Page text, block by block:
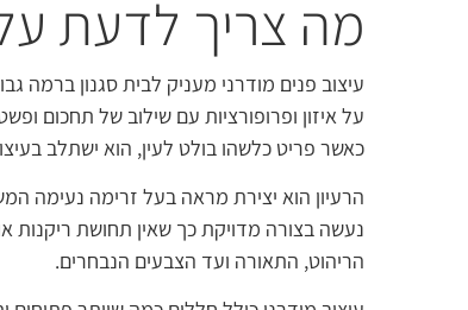
מה צריך לדעת על
עיצוב פנים מודרני מעניק לבית סגנון ברמה
על איזון ופרופורציות עם שילוב של תחכום
כאשר פריט כלשהו בולט לעין, הוא ישתלב
הרעיון הוא יצירת מראה בעל זרימה נעימה
נעשה בצורה מדויקת כך שאין תחושת ריקנות
הריהוט, התאורה ועד הצבעים הנבחרים.